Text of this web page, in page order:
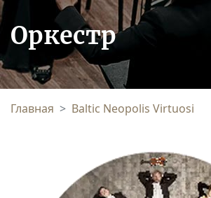
Оркестр
Главная Baltic Neopolis Virtuosi